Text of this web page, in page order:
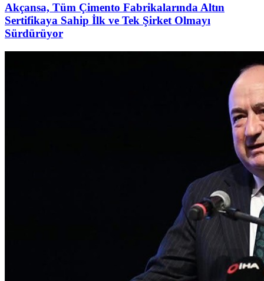
Akçansa, Tüm Çimento Fabrikalarında Altın
Sertifikaya Sahip İlk ve Tek Şirket Olmayı
Sürdürüyor